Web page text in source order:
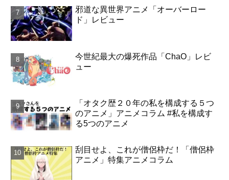
邪道な異世界アニメ「オーバーロー
ド」レビュー
今世紀最大の爆死作品「ChaO」レビ
ュー
「オタク歴２０年の私を構成する５つ
のアニメ」アニメコラム #私を構成す
る5つのアニメ
刮目せよ、これが僧侶枠だ！「僧侶枠
アニメ」特集アニメコラム